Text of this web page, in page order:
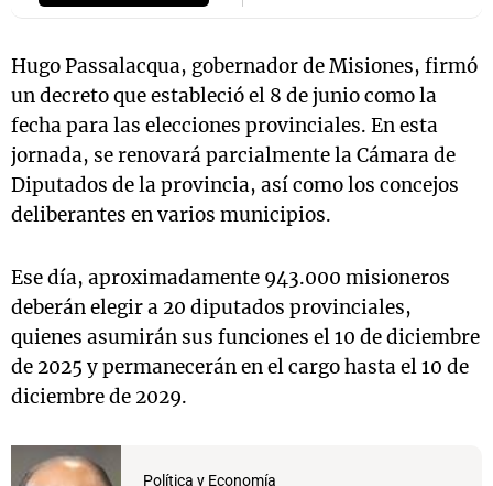
Hugo Passalacqua, gobernador de Misiones, firmó
un decreto que estableció el 8 de junio como la
fecha para las elecciones provinciales. En esta
jornada, se renovará parcialmente la Cámara de
Diputados de la provincia, así como los concejos
deliberantes en varios municipios.
Ese día, aproximadamente 943.000 misioneros
deberán elegir a 20 diputados provinciales,
quienes asumirán sus funciones el 10 de diciembre
de 2025 y permanecerán en el cargo hasta el 10 de
diciembre de 2029.
Política y Economía
Mundial 2026
La Sole en
Cadena 3